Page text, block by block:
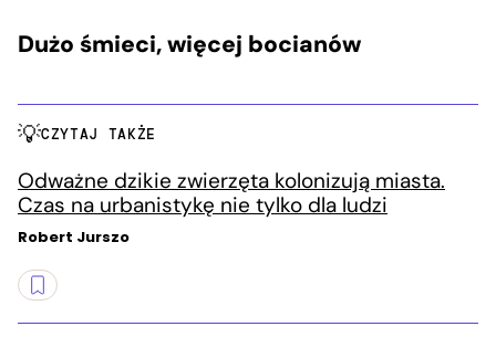
Dużo śmieci, więcej bocianów
CZYTAJ TAKŻE
Odważne dzikie zwierzęta kolonizują miasta.
Czas na urbanistykę nie tylko dla ludzi
Robert Jurszo